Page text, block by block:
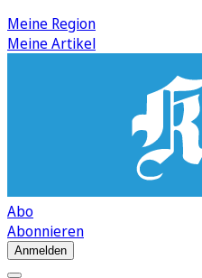
Meine Region
Meine Artikel
Abo
Abonnieren
Anmelden